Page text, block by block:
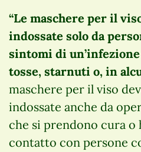
“Le maschere per il
indossate solo da
sintomi di
tosse, starnuti o, in
maschere per il viso
indossate anche da
che si prendono cura o
contatto con persone